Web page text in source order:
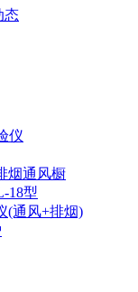
态
仪
烟通风橱
18型
(通风+排烟)